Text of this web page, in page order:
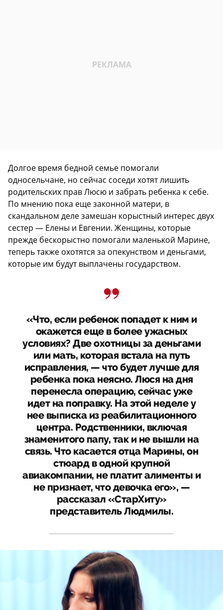
Долгое время бедной семье помогали
односельчане, но сейчас соседи хотят лишить
родительских прав Люсю и забрать ребенка к себе.
По мнению пока еще законной матери, в
скандальном деле замешан корыстный интерес двух
сестер — Елены и Евгении. Женщины, которые
прежде бескорыстно помогали маленькой Марине,
теперь также охотятся за опекунством и деньгами,
которые им будут выплачены государством.
«Что, если ребенок попадет к ним и
окажется еще в более ужасных
условиях? Две охотницы за деньгами
или мать, которая встала на путь
исправления, — что будет лучше для
ребенка пока неясно. Люся на дня
перенесла операцию, сейчас уже
идет на поправку. На этой неделе у
нее выписка из реабилитационного
центра. Родственники, включая
знаменитого папу, так и не вышли на
связь. Что касается отца Марины, он
стюард в одной крупной
авиакомпании, не платит алименты и
не признает, что девочка его», —
рассказал «СтарХиту»
представитель Людмилы.